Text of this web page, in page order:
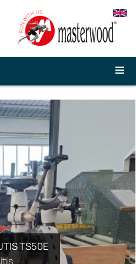
TS50ESCM 23 KS
23 KS